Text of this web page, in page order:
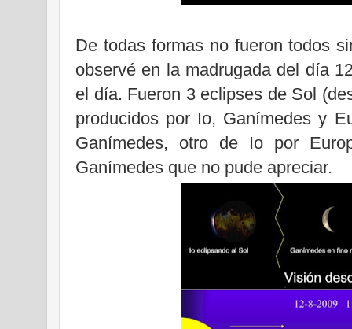
De todas formas no fueron todos
observé en la madrugada del día
el día. Fueron 3 eclipses de Sol
producidos por Io, Ganímedes y
Ganímedes, otro de Io por
Ganímedes que no pude apreciar.